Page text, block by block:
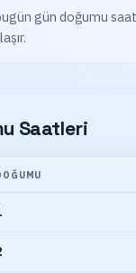
gün doğumu
Saatleri